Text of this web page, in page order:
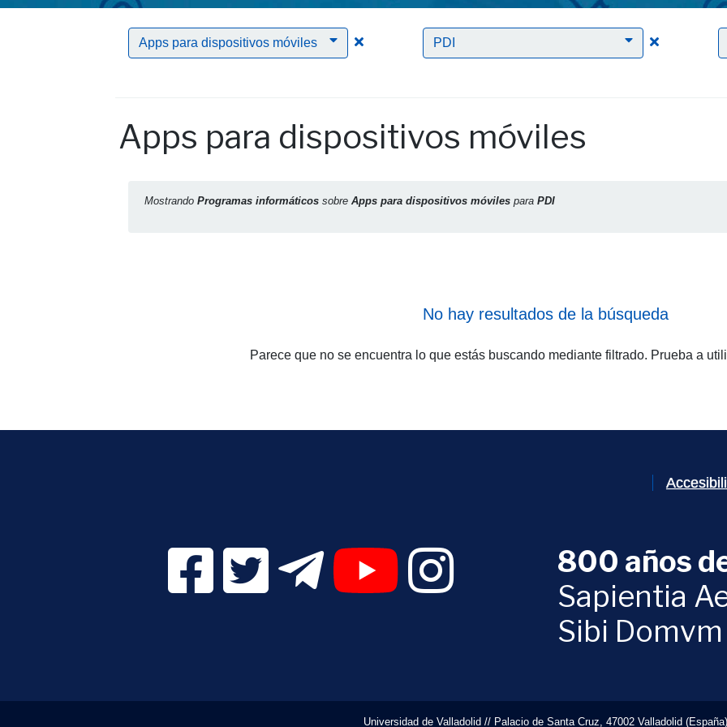
Apps para dispositivos móviles Clic para borrar el filtro Apps para dispositivos móviles
PDI Clic para
Apps para dispositivos móviles
Mostrando Programas informáticos sobre Apps para dispositivos móviles para PDI
No hay resultados de la búsqueda
Parece que no se encuentra lo que estás buscando mediante filtrado. Prueba a
Facebook Digital UVa (se abrirá en una nueva ventana)
Twitter Digital UVa (se abrirá en una nueva ventana)
Telegram Digital UVa (se abrirá en una nueva ventana)
YouTube Digital UVa (se abrirá en una nueva ventana)
Instagram Digital UVa (se abrirá en una nueva
800 años
Sapientia
Sibi Domvm
Universidad de Valladolid // Palacio de Santa Cruz, 47002 Valladolid (España)